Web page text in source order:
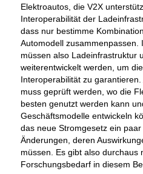
Elektroautos, die V2X
Interoperabilität der
dass nur bestimme
Automodell zusammenpassen.
müssen also Ladeinfrastruktur
weiterentwickelt werden, um
Interoperabilität zu
muss geprüft werden, wo die
besten genutzt werden kann
Geschäftsmodelle entwickeln
das neue Stromgesetz ein
Änderungen, deren
müssen. Es gibt also durchaus
Forschungsbedarf in diesem